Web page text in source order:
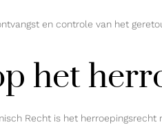
en controle van het
het
Recht is het